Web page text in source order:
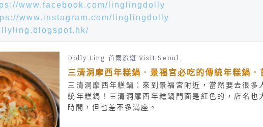
www.facebook.com/linglingdolly
www.instagram.com/linglingdolly
Dolly Ling 首爾旅遊 Visit Seoul
三清洞摩西年糕鍋．景福宮必吃的傳統年糕鍋．
三清洞摩西年糕鍋：來到景福宮附近，當然要去很多
統年糕鍋！三清洞摩西年糕鍋門面是紅色的，店名也
時間，但也差不多滿座。